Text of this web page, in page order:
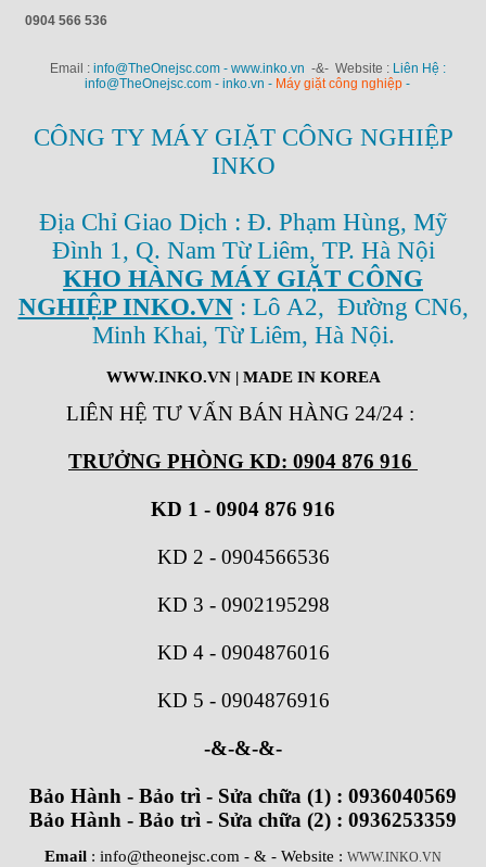
0904 566 536
Email : info@TheOnejsc.com - www.inko.vn -&- Website : Liên Hệ :
info@TheOnejsc.com - inko.vn - Máy giặt công nghiệp -
CÔNG TY MÁY GIẶT CÔNG NGHIỆP
INKO
Địa Chỉ Giao Dịch : Đ. Phạm Hùng, Mỹ
Đình 1, Q. Nam Từ Liêm, TP. Hà Nội
KHO HÀNG MÁY GIẶT CÔNG
NGHIỆP INKO.VN: Lô A2, Đường CN6,
Minh Khai, Từ Liêm, Hà Nội.
WWW.INKO.VN| MADE IN KOREA
LIÊN HỆ TƯ VẤN BÁN HÀNG 24/24 :
TRƯỞNG PHÒNG KD: 0904 876 916
KD 1 - 0904 876 916
KD 2 - 0904566536
KD 3 - 0902195298
KD 4 - 0904876016
KD 5 - 0904876916
-&-&-&-
Bảo Hành - Bảo trì - Sửa chữa (1) : 0936040569
Bảo Hành - Bảo trì - Sửa chữa (2) : 0936253359
Email : info@theonejsc.com - & - Website : WWW.INKO.VN